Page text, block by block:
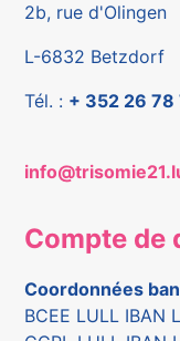
2b, rue d'Olingen
L-6832 Betzdorf
Tél. : + 352 26 78
Compte de
Coordonnées
BCEE LULL IBAN